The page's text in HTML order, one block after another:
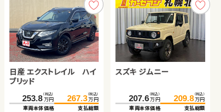
日産 エクストレイル ハイ
ブリッド
253.8 （税込）
万円
車両本体価格
267.3 （税込）
万円
支払総額
スズキ ジムニー
207.6 （税込）
万円
車両本体価格
209.8 （税込）
万円
支払総額
トヨタ プリウス
スズキ ワゴンＲ
31.6 （税込）
万円
車両本体価格
39.8 （税込）
万円
支払総額
ダイハツ ムーヴ キャンバ
ス
64.9 （税込）
万円
車両本体価格
69.9 （税込）
万円
支払総額
トヨタ ヴェルファイア
135.0 （税込）
万円
車両本体価格
149.9 （税込）
万円
支払総額